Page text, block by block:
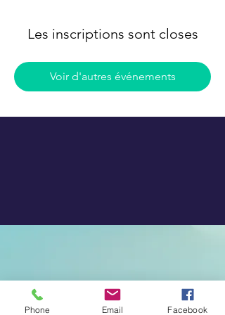
Les inscriptions sont closes
Voir d'autres événements
Phone Email Facebook